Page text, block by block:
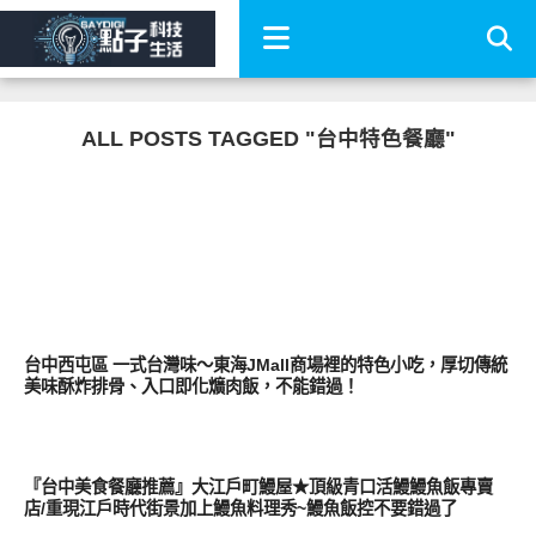
ALL POSTS TAGGED "台中特色餐廳"
台中西屯區 一式台灣味～東海JMall商場裡的特色小吃，厚切傳統
美味酥炸排骨、入口即化爌肉飯，不能錯過！
『台中美食餐廳推薦』大江戶町鰻屋★頂級青口活鰻鰻魚飯專賣
店/重現江戶時代街景加上鰻魚料理秀~鰻魚飯控不要錯過了